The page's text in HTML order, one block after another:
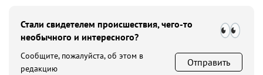
Стали свидетелем происшествия, чего-то
необычного и интересного?
Сообщите, пожалуйста, об этом в
редакцию
Отправить